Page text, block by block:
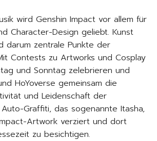
wird Genshin Impact vor allem für
Character-Design geliebt. Kunst
darum zentrale Punkte der
Contests zu Artworks und Cosplay
und Sonntag zelebrieren und
HoYoverse gemeinsam die
und Leidenschaft der
Auto-Graffiti, das sogenannte Itasha,
Artwork verziert und dort
zu besichtigen.